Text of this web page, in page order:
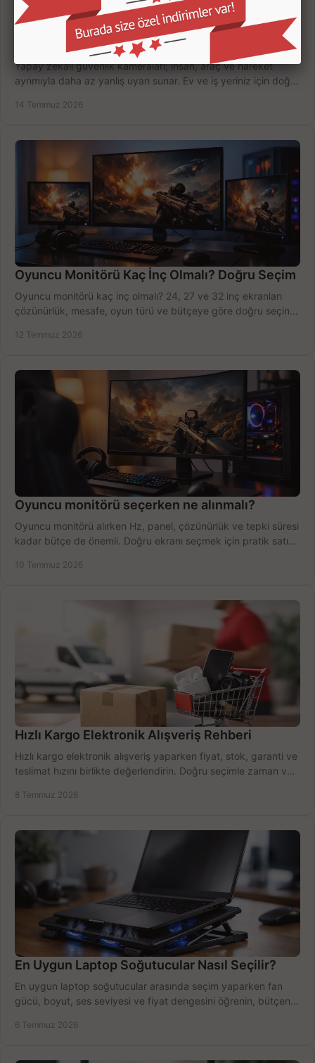
Yapay Zekalı Güvenlik Kameraları Nasıl Seçilir?
Yapay zekalı güvenlik kameraları; insan, araç ve hareket
ayrımıyla daha az yanlış uyarı sunar. Ev ve iş yeriniz için doğru
14 Temmuz 2026
Oyuncu Monitörü Kaç İnç Olmalı? Doğru Seçim
Oyuncu monitörü kaç inç olmalı? 24, 27 ve 32 inç ekranları
çözünürlük, mesafe, oyun türü ve bütçeye göre doğru seçin,
12 Temmuz 2026
Oyuncu monitörü seçerken ne alınmalı?
Oyuncu monitörü alırken Hz, panel, çözünürlük ve tepki süresi
kadar bütçe de önemli. Doğru ekranı seçmek için pratik satın
10 Temmuz 2026
Hızlı Kargo Elektronik Alışveriş Rehberi
Hızlı kargo elektronik alışveriş yaparken fiyat, stok, garanti ve
teslimat hızını birlikte değerlendirin. Doğru seçimle zaman ve
8 Temmuz 2026
En Uygun Laptop Soğutucular Nasıl Seçilir?
En uygun laptop soğutucular arasında seçim yaparken fan
gücü, boyut, ses seviyesi ve fiyat dengesini öğrenin, bütçenizi
6 Temmuz 2026